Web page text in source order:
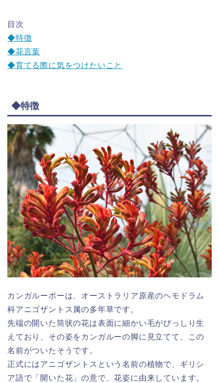
目次
◆特徴
◆花言葉
◆育てる際に気をつけたいこと
◆特徴
カンガルーポーは、オーストラリア原産のヘモドラム
科アニゴザントス属の多年草です。
先端の開いた筒状の花は表面に細かい毛がびっしり生
えており、その姿をカンガルーの脚に見立てて、この
名前がついたそうです。
正式にはアニゴザントスという名前の植物で、ギリシ
ア語で「開いた花」の意で、花姿に由来しています。